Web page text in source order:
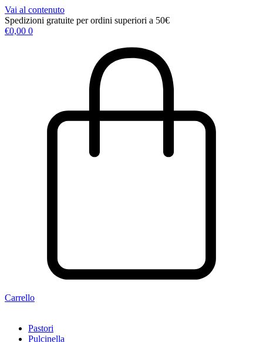
Vai al contenuto
Spedizioni gratuite per ordini superiori a 50€
€0,00 0
Carrello
Pastori
Pulcinella